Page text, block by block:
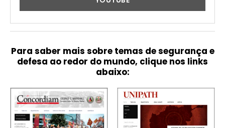
Para saber mais sobre temas de segurança e
defesa ao redor do mundo, clique nos links
abaixo: